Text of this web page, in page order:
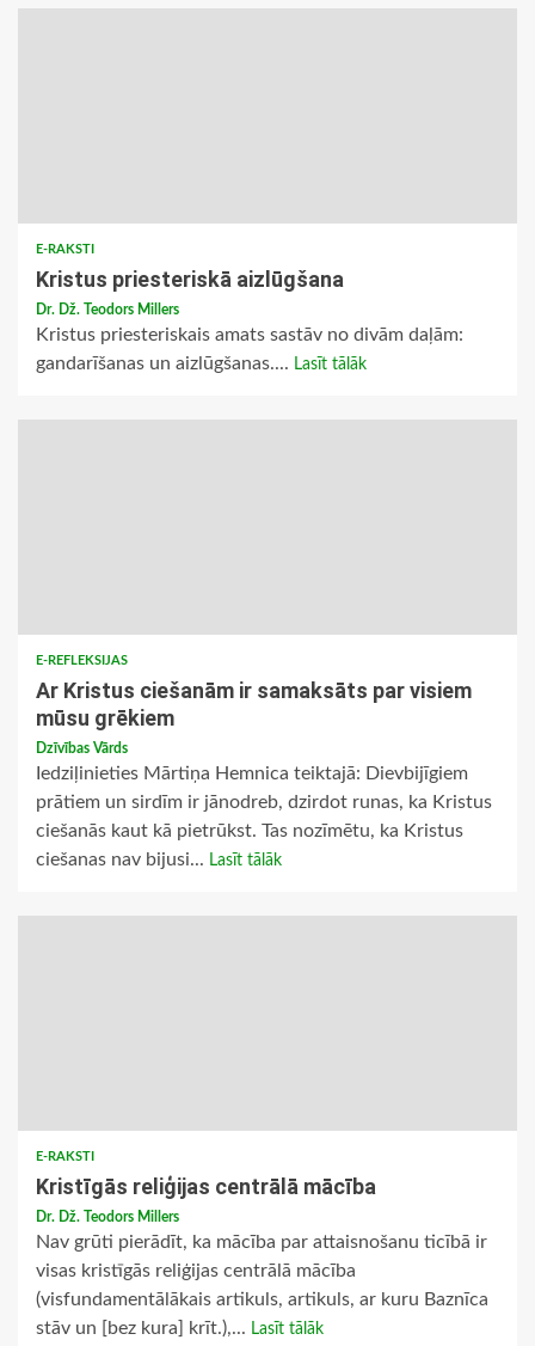
E-RAKSTI
Kristus priesteriskā aizlūgšana
Dr. Dž. Teodors Millers
Kristus priesteriskais amats sastāv no divām daļām:
gandarīšanas un aizlūgšanas.... Lasīt tālāk
E-REFLEKSIJAS
Ar Kristus ciešanām ir samaksāts par visiem
mūsu grēkiem
Dzīvības Vārds
Iedziļinieties Mārtiņa Hemnica teiktajā: Dievbijīgiem
prātiem un sirdīm ir jānodreb, dzirdot runas, ka Kristus
ciešanās kaut kā pietrūkst. Tas nozīmētu, ka Kristus
ciešanas nav bijusi... Lasīt tālāk
E-RAKSTI
Kristīgās reliģijas centrālā mācība
Dr. Dž. Teodors Millers
Nav grūti pierādīt, ka mācība par attaisnošanu ticībā ir
visas kristīgās reliģijas centrālā mācība
(visfundamentālākais artikuls, artikuls, ar kuru Baznīca
stāv un [bez kura] krīt.),... Lasīt tālāk